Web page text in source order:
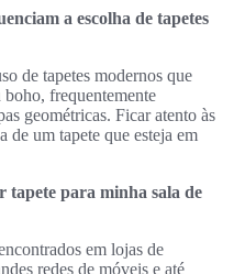
a escolha de tapetes
de tapetes modernos que
frequentemente
geométricas. Ficar atento às
de um tapete que esteja em
tapete para minha sala de
em lojas de
redes de móveis e até